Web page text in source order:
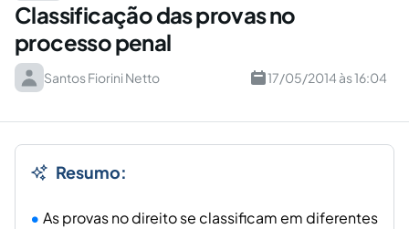
Classificação das provas no
processo penal
Santos Fiorini Netto 17/05/2014 às 16:04
Resumo:
As provas no direito se classificam em diferentes